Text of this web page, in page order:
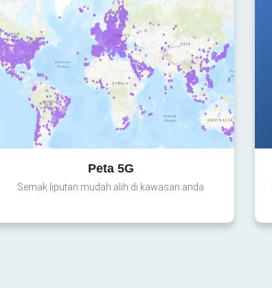
Peta 5G
Semak liputan mudah alih di kawasan anda